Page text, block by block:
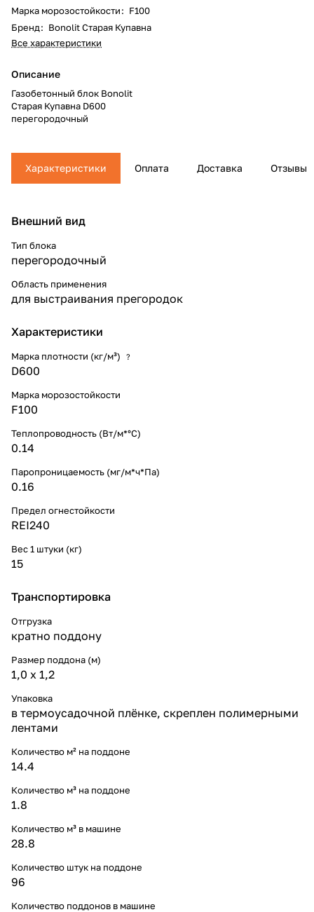
Марка морозостойкости: F100
Бренд: Bonolit Старая Купавна
Все характеристики
Описание
Газобетонный блок Bonolit
Старая Купавна D600
перегородочный
Характеристики Оплата Доставка Отзывы
Внешний вид
Тип блока
перегородочный
Область применения
для выстраивания прегородок
Характеристики
Марка плотности (кг/м³) ?
D600
Марка морозостойкости
F100
Теплопроводность (Вт/м*°С)
0.14
Паропроницаемость (мг/м*ч*Па)
0.16
Предел огнестойкости
REI240
Вес 1 штуки (кг)
15
Транспортировка
Отгрузка
кратно поддону
Размер поддона (м)
1,0 х 1,2
Упаковка
в термоусадочной плёнке, скреплен полимерными
лентами
Количество м² на поддоне
14.4
Количество м³ на поддоне
1.8
Количество м³ в машине
28.8
Количество штук на поддоне
96
Количество поддонов в машине